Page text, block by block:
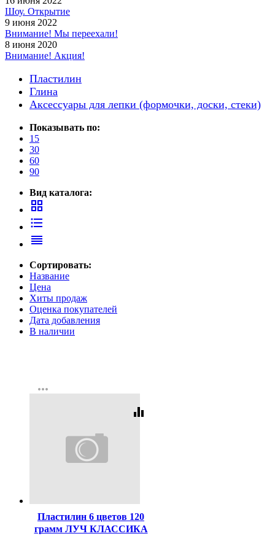
Шоу. Открытие
9 июня 2022
Внимание! Мы переехали!
8 июня 2020
Внимание! Акция!
Пластилин
Глина
Аксессуары для лепки (формочки, доски, стеки)
Показывать по:
15
30
60
90
Вид каталога:
grid_view
format_list_bulleted
reorder
Сортировать:
Название
Цена
Хиты продаж
Оценка покупателей
Дата добавления
В наличии
more_horiz
equalizer
Пластилин 6 цветов 120
грамм ЛУЧ КЛАССИКА